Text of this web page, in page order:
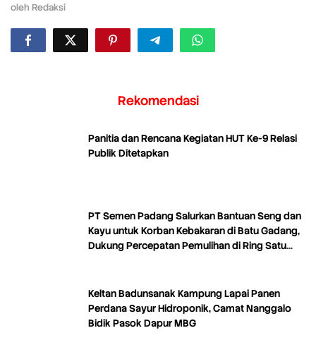
oleh Redaksi
Rekomendasi
Panitia dan Rencana Kegiatan HUT Ke-9 Relasi
Publik Ditetapkan
PT Semen Padang Salurkan Bantuan Seng dan
Kayu untuk Korban Kebakaran di Batu Gadang,
Dukung Percepatan Pemulihan di Ring Satu
Keltan Badunsanak Kampung Lapai Panen
Perdana Sayur Hidroponik, Camat Nanggalo
Bidik Pasok Dapur MBG